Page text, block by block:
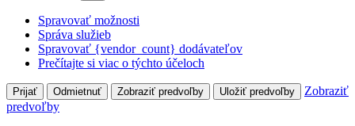
Spravovať možnosti
Správa služieb
Spravovať {vendor_count} dodávateľov
Prečítajte si viac o týchto účeloch
Prijať Odmietnuť Zobraziť predvoľby Uložiť predvoľby
Zobraziť
predvoľby